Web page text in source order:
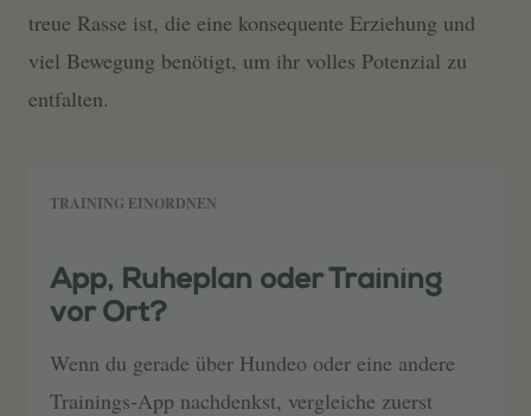
treue Rasse ist, die eine konsequente Erziehung und
viel Bewegung benötigt, um ihr volles Potenzial zu
entfalten.
TRAINING EINORDNEN
App, Ruheplan oder Training
vor Ort?
Wenn du gerade über Hundeo oder eine andere
Trainings-App nachdenkst, vergleiche zuerst